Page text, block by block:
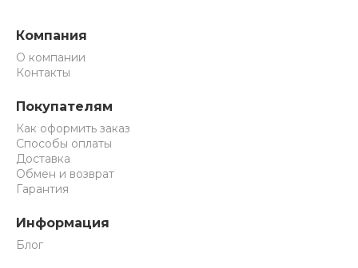
Компания
О компании
Контакты
Покупателям
Как оформить заказ
Способы оплаты
Доставка
Обмен и возврат
Гарантия
Информация
Блог